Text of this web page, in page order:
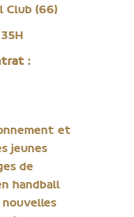
Club (66)
:
et
jeunes
de
handball
nouvelles